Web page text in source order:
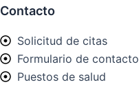
Contacto
Solicitud de citas
Formulario de contacto
Puestos de salud